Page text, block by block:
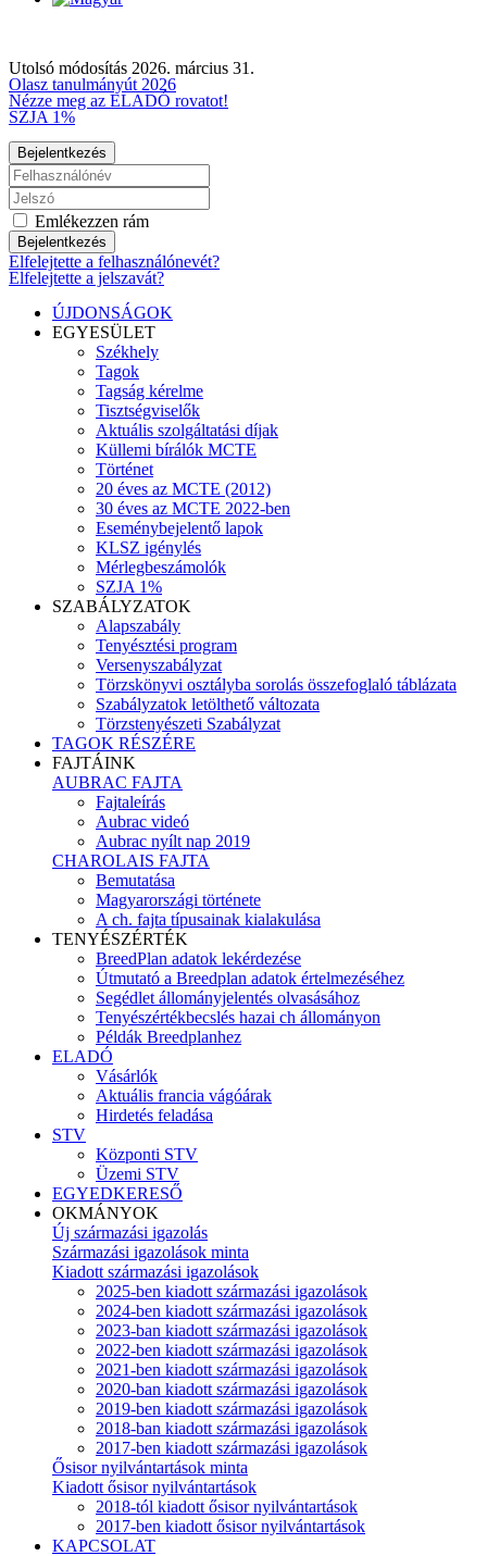
Utolsó módosítás 2026. március 31.
Olasz tanulmányút 2026
Nézze meg az ELADÓ rovatot!
SZJA 1%
Bejelentkezés
Emlékezzen rám
Bejelentkezés
Elfelejtette a felhasználónevét?
Elfelejtette a jelszavát?
ÚJDONSÁGOK
EGYESÜLET
Székhely
Tagok
Tagság kérelme
Tisztségviselők
Aktuális szolgáltatási díjak
Küllemi bírálók MCTE
Történet
20 éves az MCTE (2012)
30 éves az MCTE 2022-ben
Eseménybejelentő lapok
KLSZ igénylés
Mérlegbeszámolók
SZJA 1%
SZABÁLYZATOK
Alapszabály
Tenyésztési program
Versenyszabályzat
Törzskönyvi osztályba sorolás összefoglaló táblázata
Szabályzatok letölthető változata
Törzstenyészeti Szabályzat
TAGOK RÉSZÉRE
FAJTÁINK
AUBRAC FAJTA
Fajtaleírás
Aubrac videó
Aubrac nyílt nap 2019
CHAROLAIS FAJTA
Bemutatása
Magyarországi története
A ch. fajta típusainak kialakulása
TENYÉSZÉRTÉK
BreedPlan adatok lekérdezése
Útmutató a Breedplan adatok értelmezéséhez
Segédlet állományjelentés olvasásához
Tenyészértékbecslés hazai ch állományon
Példák Breedplanhez
ELADÓ
Vásárlók
Aktuális francia vágóárak
Hirdetés feladása
STV
Központi STV
Üzemi STV
EGYEDKERESŐ
OKMÁNYOK
Új származási igazolás
Származási igazolások minta
Kiadott származási igazolások
2025-ben kiadott származási igazolások
2024-ben kiadott származási igazolások
2023-ban kiadott származási igazolások
2022-ben kiadott származási igazolások
2021-ben kiadott származási igazolások
2020-ban kiadott származási igazolások
2019-ben kiadott származási igazolások
2018-ban kiadott származási igazolások
2017-ben kiadott származási igazolások
Ősisor nyilvántartások minta
Kiadott ősisor nyilvántartások
2018-tól kiadott ősisor nyilvántartások
2017-ben kiadott ősisor nyilvántartások
KAPCSOLAT